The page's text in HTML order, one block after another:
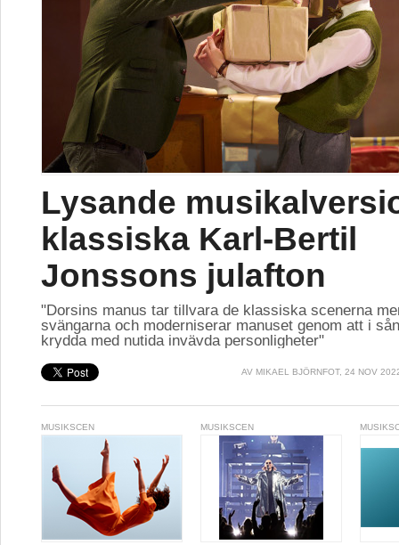
Lysande
klassiska Karl-Bertil
Jonssons julafton
"Dorsins manus tar tillvara de klassiska scenerna
svängarna och moderniserar manuset genom att i
krydda med nutida invävda personligheter"
AV MIKAEL BJÖRNFOT, 24 NOV
MUSIKSCEN MUSIKSCEN